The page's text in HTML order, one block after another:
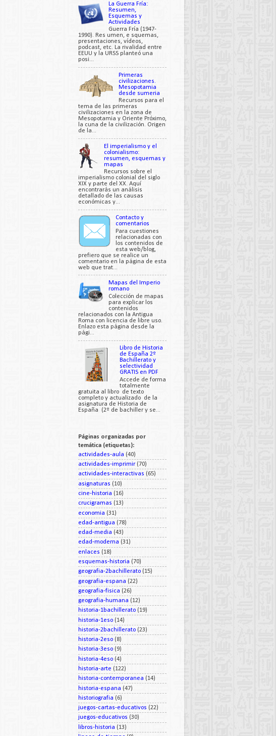
La Guerra Fría:
Resumen,
Esquemas y
Actividades
Guerra Fría (1947-
1990). Res umen, e squemas,
presentaciones, vídeos,
podcast, etc. La rivalidad entre
EEUU y la URSS planteó una
posi...
Primeras
civilizaciones.
Mesopotamia
desde sumeria
Recursos para el
tema de las primeras
civilizaciones en la zona de
Mesopotamia y Oriente Próximo,
la cuna de la civilización. Origen
de la...
El imperialismo y el
colonialismo:
resumen, esquemas y
mapas
Recursos sobre el
imperialismo colonial del siglo
XIX y parte del XX. Aquí
encontrarás un análisis
detallado de las causas
económicas y...
Contacto y
comentarios
Para cuestiones
relacionadas con
los contenidos de
esta web/blog,
prefiero que se realice un
comentario en la página de esta
web que trat...
Mapas del Imperio
romano
Colección de mapas
para explicar los
contenidos
relacionados con la Antigua
Roma con licencia de libre uso.
Enlazo esta página desde la
pági...
Libro de Historia
de España 2º
Bachillerato y
selectividad
GRATIS en PDF
Accede de forma
totalmente
gratuita al libro de texto
completo y actualizado de la
asignatura de Historia de
España (2º de bachiller y se...
Páginas organizadas por
temática (etiquetas):
actividades-aula (40)
actividades-imprimir (70)
actividades-interactivas (65)
asignaturas (10)
cine-historia (16)
crucigramas (13)
economia (31)
edad-antigua (78)
edad-media (43)
edad-moderna (31)
enlaces (18)
esquemas-historia (70)
geografia-2bachillerato (15)
geografia-espana (22)
geografia-fisica (26)
geografia-humana (12)
historia-1bachillerato (19)
historia-1eso (14)
historia-2bachillerato (23)
historia-2eso (8)
historia-3eso (9)
historia-4eso (4)
historia-arte (122)
historia-contemporanea (14)
historia-espana (47)
historiografia (6)
juegos-cartas-educativos (22)
juegos-educativos (30)
libros-historia (13)